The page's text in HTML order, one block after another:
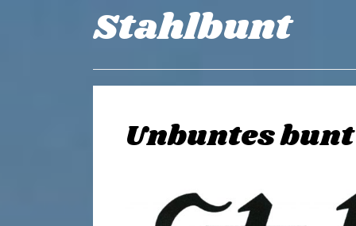
r
k
Stahlbunt
Unbuntes bunt